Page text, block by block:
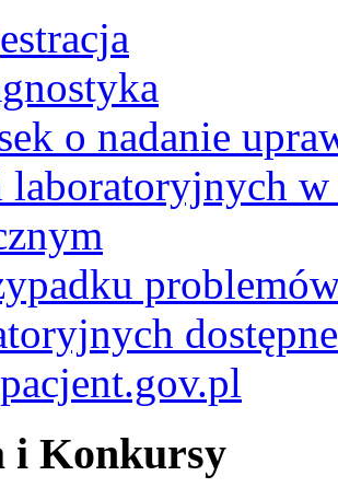
o nadanie
laboratoryjnych
i Konkursy